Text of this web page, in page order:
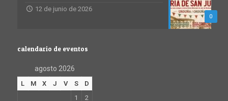
0
12 de junio de 2026
calendario de eventos
agosto 2026
L M X J V S
D
1
2